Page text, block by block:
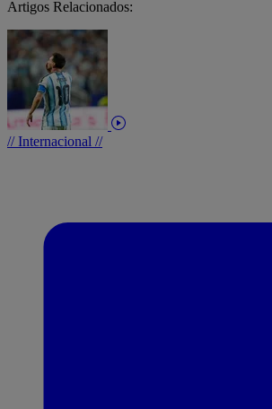
Artigos Relacionados:
// Internacional //